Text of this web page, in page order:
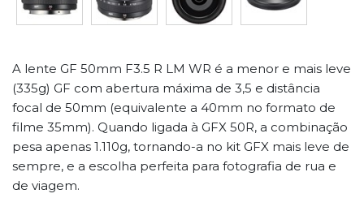
A lente GF 50mm F3.5 R LM WR é a menor e mais leve
(335g) GF com abertura máxima de 3,5 e distância
focal de 50mm (equivalente a 40mm no formato de
filme 35mm). Quando ligada à GFX 50R, a combinação
pesa apenas 1.110g, tornando-a no kit GFX mais leve de
sempre, e a escolha perfeita para fotografia de rua e
de viagem.